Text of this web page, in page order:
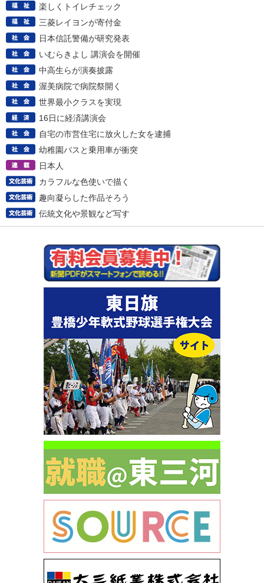
楽しくトイレチェック
三菱レイヨンが寄付金
日本信託警備が研究発表
いむらきよし 講演会を開催
中高生らが演奏披露
渥美病院で病院祭開く
世界最小クラスを実現
16日に経済講演会
自宅の市営住宅に放火した女を逮捕
幼稚園バスと乗用車が衝突
日本人
カラフルな色使いで描く
趣向凝らした作品そろう
伝統文化や景観など写す